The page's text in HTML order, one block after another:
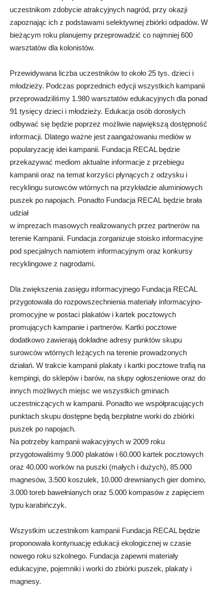
uczestnikom zdobycie atrakcyjnych nagród, przy okazji
zapoznając ich z podstawami selektywnej zbiórki odpadów. W
bieżącym roku planujemy przeprowadzić co najmniej 600
warsztatów dla kolonistów.
Przewidywana liczba uczestników to około 25 tys. dzieci i
młodzieży. Podczas poprzednich edycji wszystkich kampanii
przeprowadziliśmy 1.980 warsztatów edukacyjnych dla ponad
91 tysięcy dzieci i młodzieży. Edukacja osób dorosłych
odbywać się będzie poprzez możliwie największą dostępność
informacji. Dlatego ważne jest zaangażowaniu mediów w
popularyzację idei kampanii. Fundacja RECAL będzie
przekazywać mediom aktualne informacje z przebiegu
kampanii oraz na temat korzyści płynących z odzysku i
recyklingu surowców wtórnych na przykładzie aluminiowych
puszek po napojach. Ponadto Fundacja RECAL będzie brała
udział
w imprezach masowych realizowanych przez partnerów na
terenie Kampanii. Fundacja zorganizuje stoisko informacyjne
pod specjalnych namiotem informacyjnym oraz konkursy
recyklingowe z nagrodami.
Dla zwiększenia zasięgu informacyjnego Fundacja RECAL
przygotowała do rozpowszechnienia materiały informacyjno-
promocyjne w postaci plakatów i kartek pocztowych
promujących kampanie i partnerów. Kartki pocztowe
dodatkowo zawierają dokładne adresy punktów skupu
surowców wtórnych leżących na terenie prowadzonych
działań. W trakcie kampanii plakaty i kartki pocztowe trafią na
kempingi, do sklepów i barów, na słupy ogłoszeniowe oraz do
innych możliwych miejsc we wszystkich gminach
uczestniczących w kampanii. Ponadto we współpracujących
punktach skupu dostępne będą bezpłatne worki do zbiórki
puszek po napojach.
Na potrzeby kampanii wakacyjnych w 2009 roku
przygotowaliśmy 9.000 plakatów i 60.000 kartek pocztowych
oraz 40.000 worków na puszki (małych i dużych), 85.000
magnesów, 3.500 koszulek, 10.000 drewnianych gier domino,
3.000 toreb bawełnianych oraz 5.000 kompasów z zapięciem
typu karabińczyk.
Wszystkim uczestnikom kampanii Fundacja RECAL będzie
proponowała kontynuację edukacji ekologicznej w czasie
nowego roku szkolnego. Fundacja zapewni materiały
edukacyjne, pojemniki i worki do zbiórki puszek, plakaty i
magnesy.